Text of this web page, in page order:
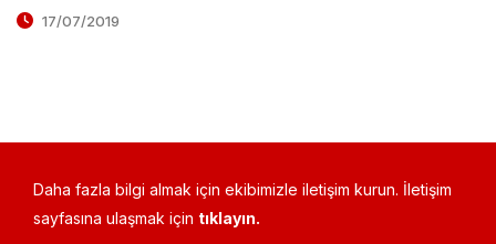
17/07/2019
Daha fazla bilgi almak için ekibimizle iletişim kurun. İletişim
sayfasına ulaşmak için tıklayın.